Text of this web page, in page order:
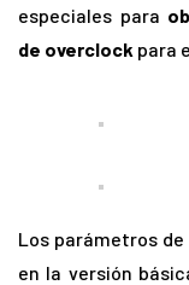
especiales para
de overclock para
Los parámetros
en la versión